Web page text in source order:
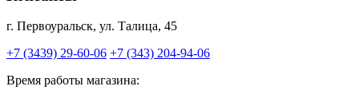
г. Первоуральск, ул. Талица, 45
+7 (3439) 29-60-06 +7 (343) 204-94-06
Время работы магазина: